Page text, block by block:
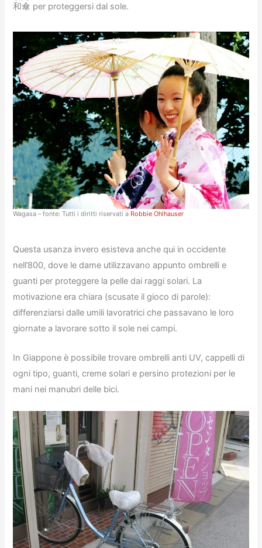
和傘 per proteggersi dal sole.
Wagasa – fonte: Tutti i diritti riservati a Robbie Ohlhauser
Questa usanza invero esisteva anche qui in occidente
nell’800, dove le dame utilizzavano appunto ombrelli e
guanti per proteggere la pelle dai raggi solari. La
motivazione era chiara (scusate il gioco di parole):
differenziarsi dalle umili lavoratrici che passavano le loro
giornate a lavorare sotto il sole nei campi.
In Giappone è possibile trovare ombrelli anti UV, cappelli di
ogni tipo, guanti, creme solari e persino protezioni per le
mani nei manubri delle bici.